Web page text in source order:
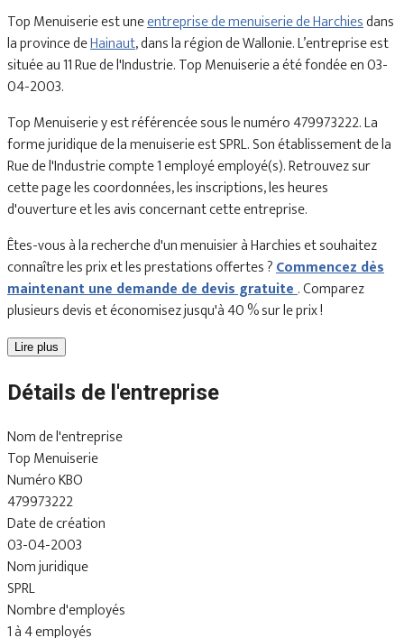
Top Menuiserie est uneentreprise de menuiserie de Harchiesdans
la province deHainaut, dans la région de Wallonie. L’entreprise est
située au 11 Rue de l'Industrie. Top Menuiserie a été fondée en 03-
04-2003.
Top Menuiserie y est référencée sous le numéro 479973222. La
forme juridique de la menuiserie est SPRL. Son établissement de la
Rue de l'Industrie compte 1 employé employé(s). Retrouvez sur
cette page les coordonnées, les inscriptions, les heures
d'ouverture et les avis concernant cette entreprise.
Êtes-vous à la recherche d'un menuisier à Harchies et souhaitez
connaître les prix et les prestations offertes ?Commencez dès
maintenant une demande de devis gratuite. Comparez
plusieurs devis et économisez jusqu'à 40 % sur le prix !
Lire plus
Détails de l'entreprise
Nom de l'entreprise
Top Menuiserie
Numéro KBO
479973222
Date de création
03-04-2003
Nom juridique
SPRL
Nombre d'employés
1 à 4 employés